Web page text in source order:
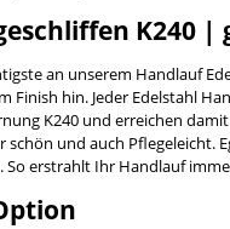
K240 |
an unserem Handlauf
Finish hin. Jeder Edelstahl
K240 und erreichen
schön und auch
erstrahlt Ihr Handlauf